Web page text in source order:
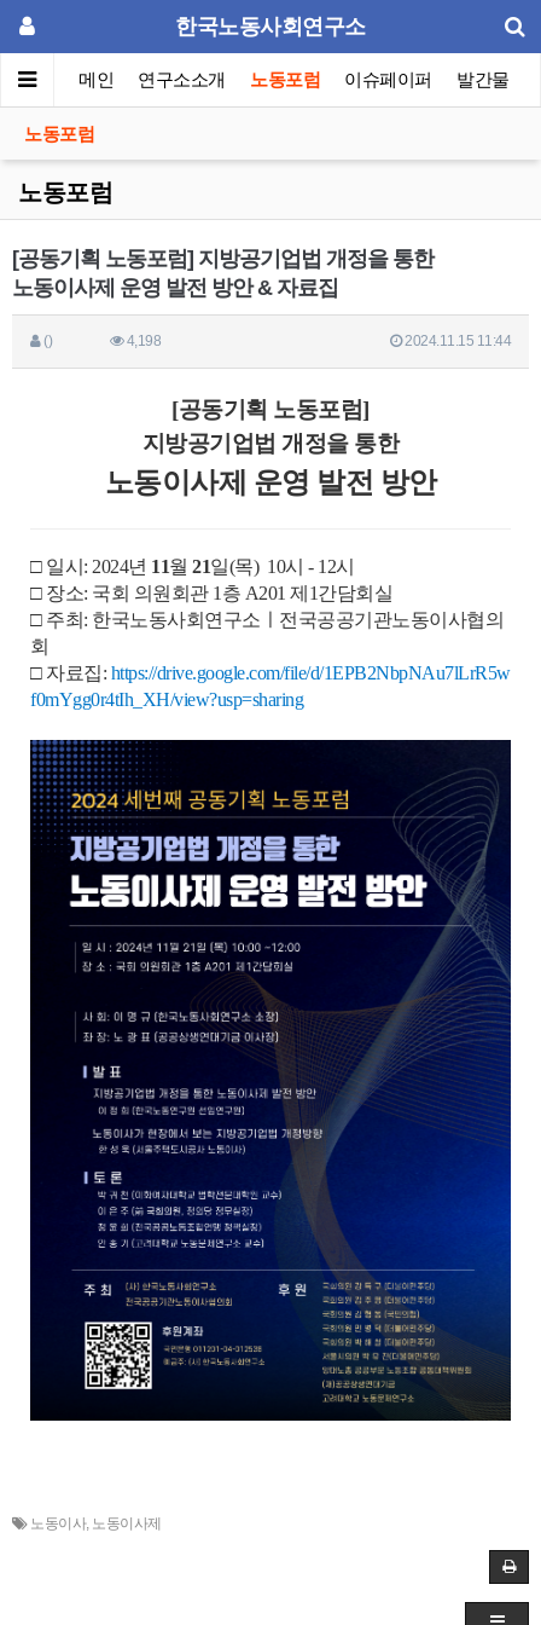
한국노동사회연구소
메인 연구소소개 노동포럼 이슈페이퍼 발간물
노동포럼
노동포럼
[공동기획 노동포럼] 지방공기업법 개정을 통한
노동이사제 운영 발전 방안 & 자료집
() 4,198 2024.11.15 11:44
[공동기획 노동포럼]
지방공기업법 개정을 통한
노동이사제 운영 발전 방안
□ 일시: 2024년 11월 21일(목) 10시 - 12시
□ 장소: 국회 의원회관 1층 A201 제1간담회실
□ 주최: 한국노동사회연구소ㅣ전국공공기관노동이사협의
회
□ 자료집: https://drive.google.com/file/d/1EPB2NbpNAu7lLrR5w
f0mYgg0r4tIh_XH/view?usp=sharing
노동이사, 노동이사제